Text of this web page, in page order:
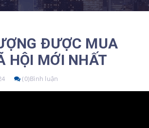
ĐƯỢC MUA
HỘI MỚI NHẤT
(0)Bình luận